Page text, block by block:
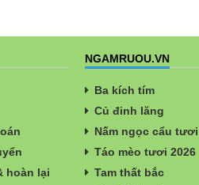
hoàn lại
NGAMRUOU.VN
Ba kích tím
Củ đinh lăng
Nấm ngọc cẩu tươi
Táo mèo tươi 2026
Tam thất bắc